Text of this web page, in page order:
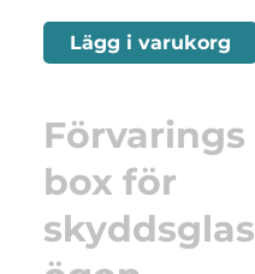
Lägg i varukorg
Förvarings
box för
skyddsglas